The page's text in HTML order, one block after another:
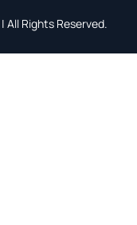
| All Rights Reserved.